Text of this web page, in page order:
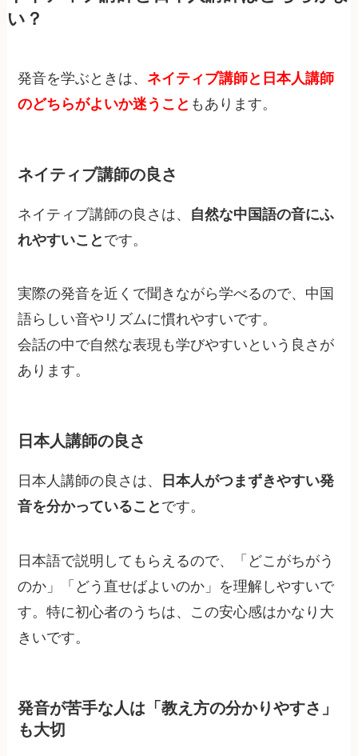
い？
発音を学ぶときは、ネイティブ講師と日本人講師
のどちらがよいか迷うこと もあります。
ネイティブ講師の良さ
ネイティブ講師の良さは、 自然な中国語の音にふ
れやすいこと です。
実際の発音を近くで聞きながら学べるので、中国
語らしい音やリズムに慣れやすいです。
会話の中で自然な表現も学びやすいという良さが
あります。
日本人講師の良さ
日本人講師の良さは、
日本人がつまずきやすい発
音を分かっていること です。
日本語で説明してもらえるので、「どこがちがう
のか」「どう直せばよいのか」を理解しやすいで
す。特に初心者のうちは、この安心感はかなり大
きいです。
発音が苦手な人は「教え方の分かりやすさ」
も大切